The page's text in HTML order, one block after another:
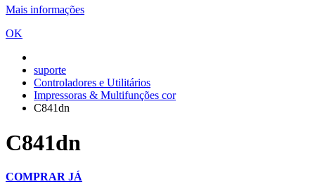
Mais informações
OK
suporte
Controladores e Utilitários
Impressoras & Multifunções cor
C841dn
C841dn
COMPRAR JÁ